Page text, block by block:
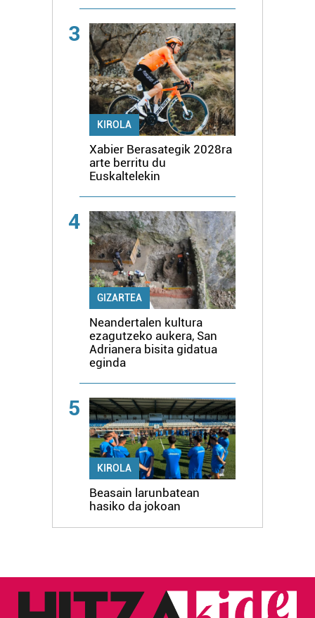
3
KIROLA
Xabier Berasategik 2028ra
arte berritu du
Euskaltelekin
4
GIZARTEA
Neandertalen kultura
ezagutzeko aukera, San
Adrianera bisita gidatua
eginda
5
KIROLA
Beasain larunbatean
hasiko da jokoan